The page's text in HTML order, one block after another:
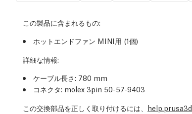
この製品に含まれるもの:
ホットエンドファン MINI用 (1個)
詳細な情報:
ケーブル長さ: 780 mm
コネクタ: molex 3pin 50-57-9403
この交換部品を正しく取り付けるには、